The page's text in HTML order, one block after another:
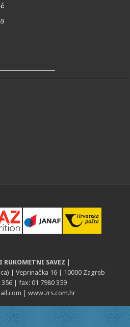
RUKOMETNI SAVEZ
| Veprinačka 16 | 10000 Zagreb
356 | fax: 01 7980 359
| www.zrs.com.hr